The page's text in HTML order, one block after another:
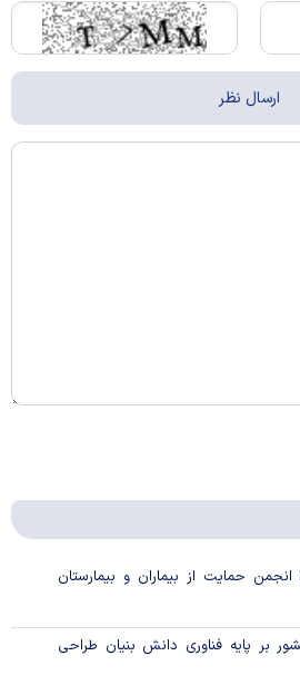
انجمن حمایت از بیماران و بیمارستان
بر پایه فناوری دانش بنیان طراحی